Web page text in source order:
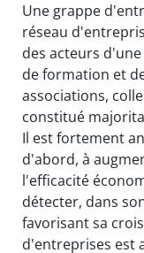
Une grappe
réseau
des acteurs
de formation et
associations,
constitué
Il est fortement
d'abord, à
l'efficacité
détecter, dans
favorisant sa
d'entreprises est